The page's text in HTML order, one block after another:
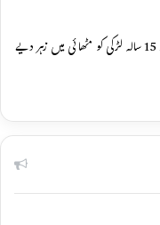
رحیم یارخان :رشتہ کے تنازعہ پر 15 سالہ لڑکی کو مٹھائی میں زہر دیے